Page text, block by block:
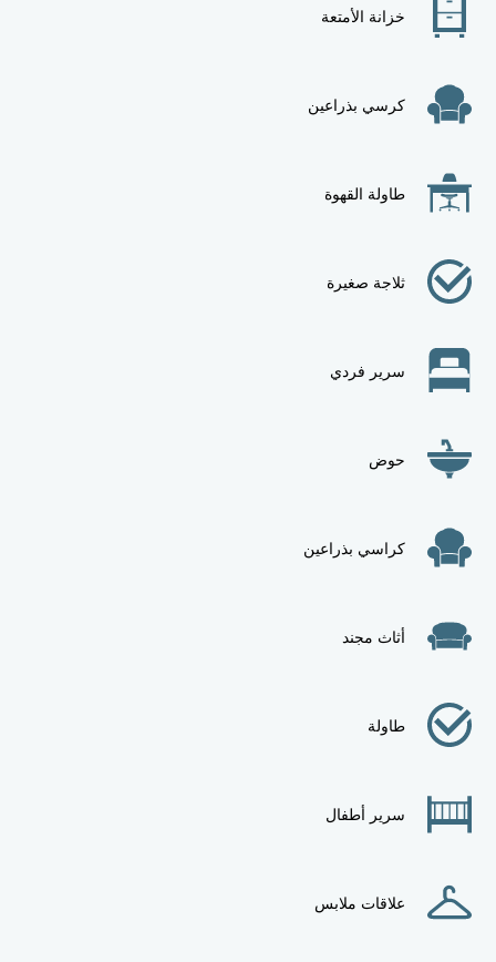
خزانة الأمتعة
كرسي بذراعين
طاولة القهوة
ثلاجة صغيرة
سرير فردي
حوض
كراسي بذراعين
أثاث مجند
طاولة
سرير أطفال
علاقات ملابس